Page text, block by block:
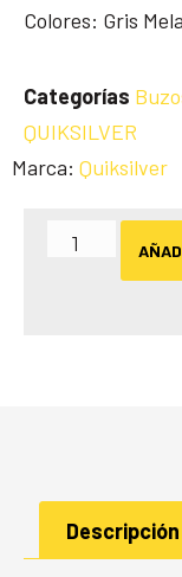
Colores: Gris
Categorías
QUIKSILVER
Marca: Quiksilver
Descripción